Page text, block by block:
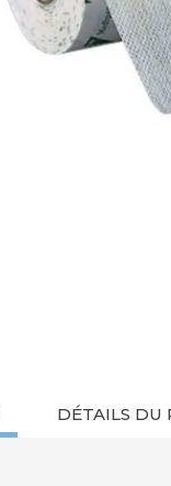
DÉTAILS DU